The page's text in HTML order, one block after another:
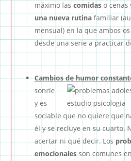
máximo las comidaso cenas
una nueva rutinafamiliar
mensual) en la que ambos
desde una serie a practicar
Cambios de humor
sonríe
y es
sociable que no quiere que
él y se recluye en su cuarto.
acertar ni qué decir. Los
emocionalesson comunes